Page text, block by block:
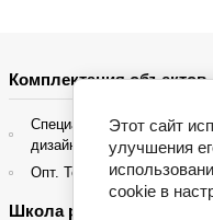
Комплектация
Специальные условия для
дизайнеров интерьера
Опт. Торгующие
Школа ремонта
Этот сайт
улучшения
cookie в